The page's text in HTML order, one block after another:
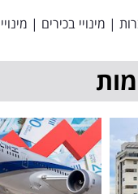
| מינויי בכירים |